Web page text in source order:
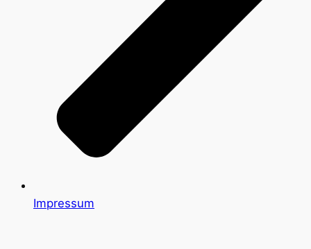
Impressum